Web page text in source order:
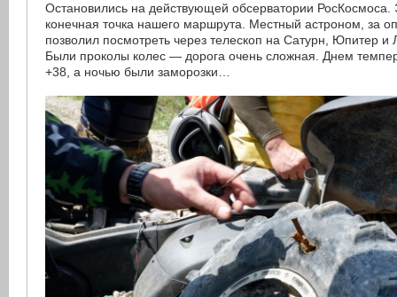
Остановились на действующей обсерватории
конечная точка нашего маршрута. Местный астроном, за
позволил посмотреть через телескоп на Сатурн, Юпитер
Были проколы колес — дорога очень сложная. Днем
+38, а ночью были заморозки…